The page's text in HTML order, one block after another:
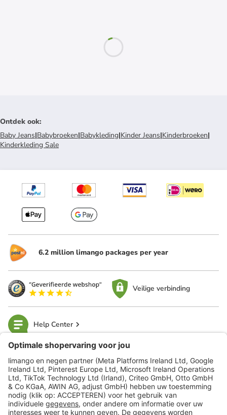
Ontdek ook:
Baby Jeans|Babybroeken|Babykleding|Kinder Jeans|Kinderbroeken|
Kinderkleding Sale
6.2 million limango packages per year
Veilige verbinding
Help Center
limango
Veilig winkelen
Klantenservice